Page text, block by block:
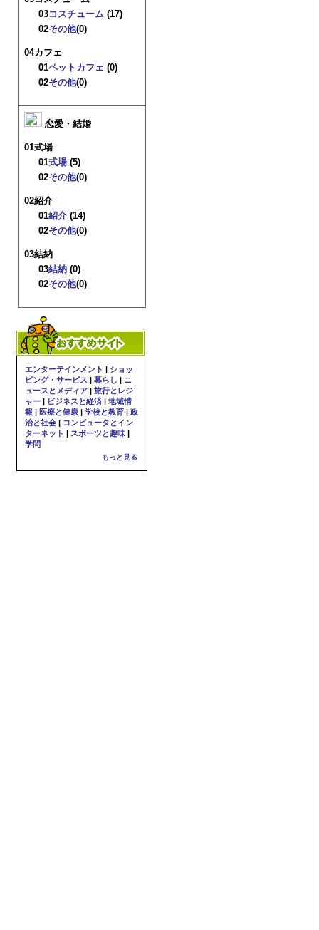
03コスチューム (17)
02その他(0)
04カフェ
01ペットカフェ (0)
02その他(0)
恋愛・結婚
01式場
01式場(5)
02その他(0)
02紹介
01紹介 (14)
02その他(0)
03結納
03結納 (0)
02その他(0)
エンターテインメント | ショッ
ピング・サービス | 暮らし | ニ
ュースとメディア | 旅行とレジ
ャー | ビジネスと経済 | 地域情
報 | 医療と健康 | 学校と教育 | 政
治と社会 | コンピュータとイン
ターネット | スポーツと趣味 |
学問
もっと見る